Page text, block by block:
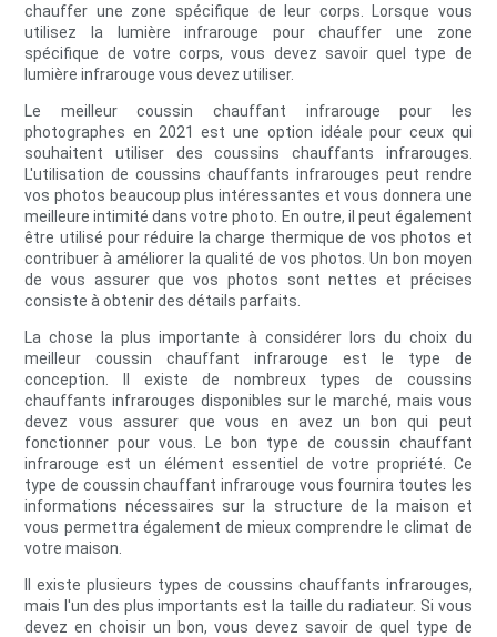
chauffer une zone spécifique de leur corps. Lorsque vous
utilisez la lumière infrarouge pour chauffer une zone
spécifique de votre corps, vous devez savoir quel type de
lumière infrarouge vous devez utiliser.
Le meilleur coussin chauffant infrarouge pour les
photographes en 2021 est une option idéale pour ceux qui
souhaitent utiliser des coussins chauffants infrarouges.
L'utilisation de coussins chauffants infrarouges peut rendre
vos photos beaucoup plus intéressantes et vous donnera une
meilleure intimité dans votre photo. En outre, il peut également
être utilisé pour réduire la charge thermique de vos photos et
contribuer à améliorer la qualité de vos photos. Un bon moyen
de vous assurer que vos photos sont nettes et précises
consiste à obtenir des détails parfaits.
La chose la plus importante à considérer lors du choix du
meilleur coussin chauffant infrarouge est le type de
conception. Il existe de nombreux types de coussins
chauffants infrarouges disponibles sur le marché, mais vous
devez vous assurer que vous en avez un bon qui peut
fonctionner pour vous. Le bon type de coussin chauffant
infrarouge est un élément essentiel de votre propriété. Ce
type de coussin chauffant infrarouge vous fournira toutes les
informations nécessaires sur la structure de la maison et
vous permettra également de mieux comprendre le climat de
votre maison.
Il existe plusieurs types de coussins chauffants infrarouges,
mais l'un des plus importants est la taille du radiateur. Si vous
devez en choisir un bon, vous devez savoir de quel type de